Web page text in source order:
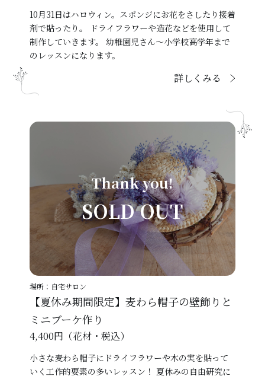
10月31日はハロウィン。スポンジにお花をさしたり接着
剤で貼ったり。 ドライフラワーや造花などを使用して
制作していきます。 幼稚園児さん～小学校高学年まで
のレッスンになります。
詳しくみる
【夏休み期間限定】麦わら帽子の壁飾りと
ミニブーケ作り
4,400円（花材・税込）
小さな麦わら帽子にドライフラワーや木の実を貼って
いく工作的要素の多いレッスン！ 夏休みの自由研究に
Thank you!
SOLD OUT
場所：自宅サロン